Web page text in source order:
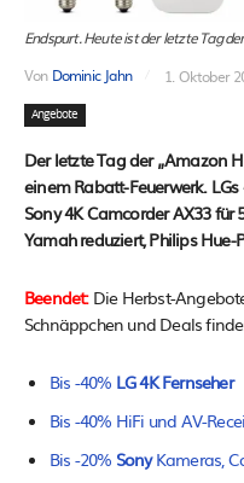
Endspurt. Heute ist der letzte Tag
Von Dominic Jahn 1. Oktober
Angebote
Der letzte Tag der „Amazon
einem Rabatt-Feuerwerk. LGs
Sony 4K Camcorder AX33 für
Yamah reduziert, Philips
Beendet:Die Herbst-
Schnäppchen und Deals
Bis -40% LG 4K Fernseher
Bis -40% HiFi und AV-
Bis -20% SonyKameras,